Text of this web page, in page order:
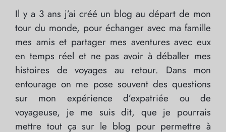
Il y a 3 ans j’ai créé un blog au départ de mon
tour du monde, pour échanger avec ma famille
mes amis et partager mes aventures avec eux
en temps réel et ne pas avoir à déballer mes
histoires de voyages au retour. Dans mon
entourage on me pose souvent des questions
sur mon expérience d’expatriée ou de
voyageuse, je me suis dit, que je pourrais
mettre tout ça sur le blog pour permettre à